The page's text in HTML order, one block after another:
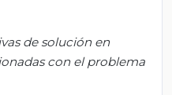
de solución en
con el problema